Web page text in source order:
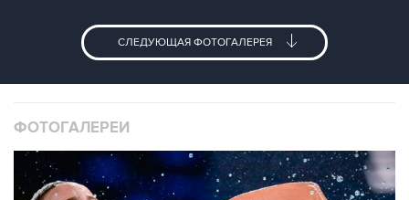
СЛЕДУЮЩАЯ ФОТОГАЛЕРЕЯ
ФОТОГАЛЕРЕИ